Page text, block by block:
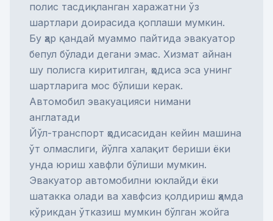
полис тасдиқланган харажатни ўз
шартлари доирасида қоплаши мумкин.
Бу ҳар қандай муаммо пайтида эвакуатор
бепул бўлади дегани эмас. Хизмат айнан
шу полисга киритилган, ҳодиса эса унинг
шартларига мос бўлиши керак.
Автомобил эвакуацияси нимани
англатади
Йўл-транспорт ҳодисасидан кейин машина
ўт олмаслиги, йўлга халақит бериши ёки
унда юриш хавфли бўлиши мумкин.
Эвакуатор автомобилни юклайди ёки
шатакка олади ва хавфсиз қолдириш ҳамда
кўрикдан ўтказиш мумкин бўлган жойга